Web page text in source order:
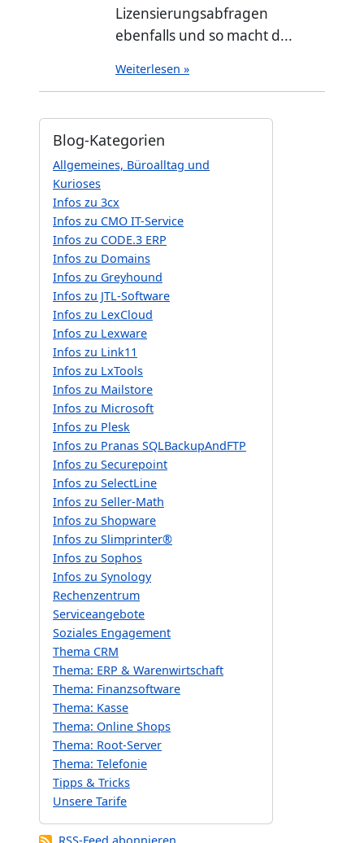
Lizensierungsabfragen
ebenfalls und so macht d...
Weiterlesen »
Blog-Kategorien
Allgemeines, Büroalltag und
Kurioses
Infos zu 3cx
Infos zu CMO IT-Service
Infos zu CODE.3 ERP
Infos zu Domains
Infos zu Greyhound
Infos zu JTL-Software
Infos zu LexCloud
Infos zu Lexware
Infos zu Link11
Infos zu LxTools
Infos zu Mailstore
Infos zu Microsoft
Infos zu Plesk
Infos zu Pranas SQLBackupAndFTP
Infos zu Securepoint
Infos zu SelectLine
Infos zu Seller-Math
Infos zu Shopware
Infos zu Slimprinter®
Infos zu Sophos
Infos zu Synology
Rechenzentrum
Serviceangebote
Soziales Engagement
Thema CRM
Thema: ERP & Warenwirtschaft
Thema: Finanzsoftware
Thema: Kasse
Thema: Online Shops
Thema: Root-Server
Thema: Telefonie
Tipps & Tricks
Unsere Tarife
RSS-Feed abonnieren